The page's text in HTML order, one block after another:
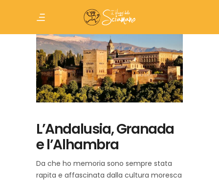
L’Andalusia, Granada
e l’Alhambra
Da che ho memoria sono sempre stata
rapita e affascinata dalla cultura moresca